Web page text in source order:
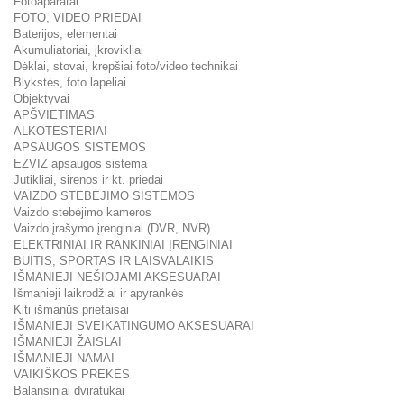
FOTO, VIDEO PRIEDAI
Baterijos, elementai
Akumuliatoriai, įkrovikliai
Dėklai, stovai, krepšiai foto/video technikai
Blykstės, foto lapeliai
Objektyvai
APŠVIETIMAS
ALKOTESTERIAI
APSAUGOS SISTEMOS
EZVIZ apsaugos sistema
Jutikliai, sirenos ir kt. priedai
VAIZDO STEBĖJIMO SISTEMOS
Vaizdo stebėjimo kameros
Vaizdo įrašymo įrenginiai (DVR, NVR)
ELEKTRINIAI IR RANKINIAI ĮRENGINIAI
BUITIS, SPORTAS IR LAISVALAIKIS
IŠMANIEJI NEŠIOJAMI AKSESUARAI
Išmanieji laikrodžiai ir apyrankės
Kiti išmanūs prietaisai
IŠMANIEJI SVEIKATINGUMO AKSESUARAI
IŠMANIEJI ŽAISLAI
IŠMANIEJI NAMAI
VAIKIŠKOS PREKĖS
Balansiniai dviratukai